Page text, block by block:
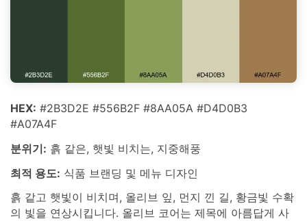
HEX: #2B3D2E #556B2F #8AA05A #D4D0B3
#A07A4F
분위기: 흙 같은, 햇빛 비치는, 지중해풍
최적 용도: 식품 브랜딩 및 메뉴 디자인
흙 같고 햇빛이 비치며, 올리브 잎, 먼지 낀 길, 황금빛 수확
의 빛을 연상시킵니다. 올리브 코어는 제목에 아름답게 사